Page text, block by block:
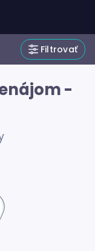
Filtrovať
-